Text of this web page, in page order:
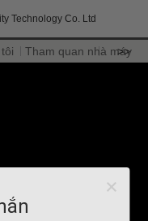
Technology Co. Ltd
Tham quan nhà máy
>>